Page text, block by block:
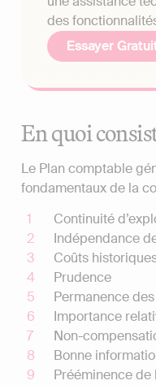
des
Essayer
En quoi
Le Plan comptable
fondamentaux de la
Continuité
Indépendance
Coûts
Prudence
Permanence
Importance
Non-
Bonne
Prééminence de